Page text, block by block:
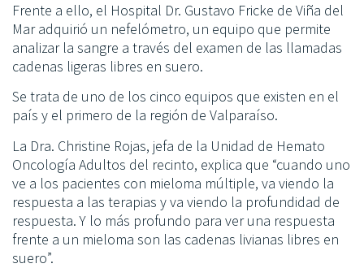
Frente a ello, el Hospital Dr. Gustavo Fricke de Viña del
Mar adquirió un nefelómetro, un equipo que permite
analizar la sangre a través del examen de las llamadas
cadenas ligeras libres en suero.
Se trata de uno de los cinco equipos que existen en el
país y el primero de la región de Valparaíso.
La Dra. Christine Rojas, jefa de la Unidad de Hemato
Oncología Adultos del recinto, explica que “cuando uno
ve a los pacientes con mieloma múltiple, va viendo la
respuesta a las terapias y va viendo la profundidad de
respuesta. Y lo más profundo para ver una respuesta
frente a un mieloma son las cadenas livianas libres en
suero”.